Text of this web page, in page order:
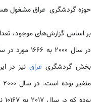
حوزه گردشگری عراق مشغول هستند که 6 / 6 درصد
بر اساس گزارش‌های موجود،
بخش گردشگری عراق نیز در